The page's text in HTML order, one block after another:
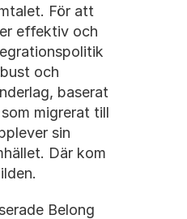
För att
effektiv och
och
baserat
migrerat till
sin
Där kom
Belong